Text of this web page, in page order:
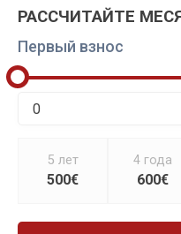
РАССЧИТАЙТЕ
Первый взнос
5 лет
500€
4 года
600€